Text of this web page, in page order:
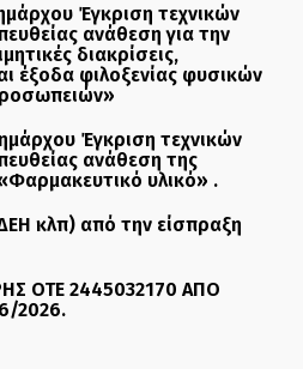
Έγκριση τεχνικών
ανάθεση για την
διακρίσεις,
έξοδα φιλοξενίας φυσικών
Έγκριση τεχνικών
ανάθεση της
υλικό» .
κλπ) από την είσπραξη
ΟΤΕ 2445032170 ΑΠΟ
2026.